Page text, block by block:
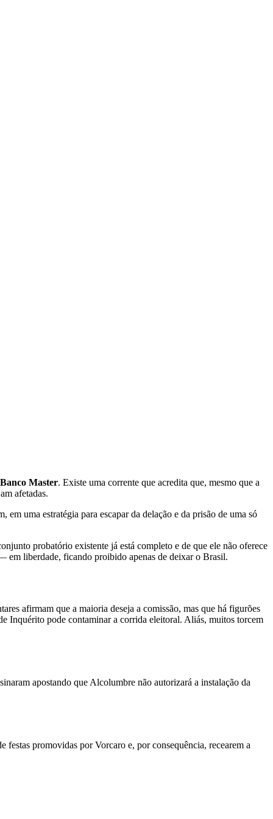
Banco Master. Existe uma corrente que acredita que, mesmo que a
afetadas.
uma estratégia para escapar da delação e da prisão de uma só
probatório existente já está completo e de que ele não oferece
em liberdade, ficando proibido apenas de deixar o Brasil.
afirmam que a maioria deseja a comissão, mas que há figurões
Inquérito pode contaminar a corrida eleitoral. Aliás, muitos torcem
apostando que Alcolumbre não autorizará a instalação da
festas promovidas por Vorcaro e, por consequência, recearem a